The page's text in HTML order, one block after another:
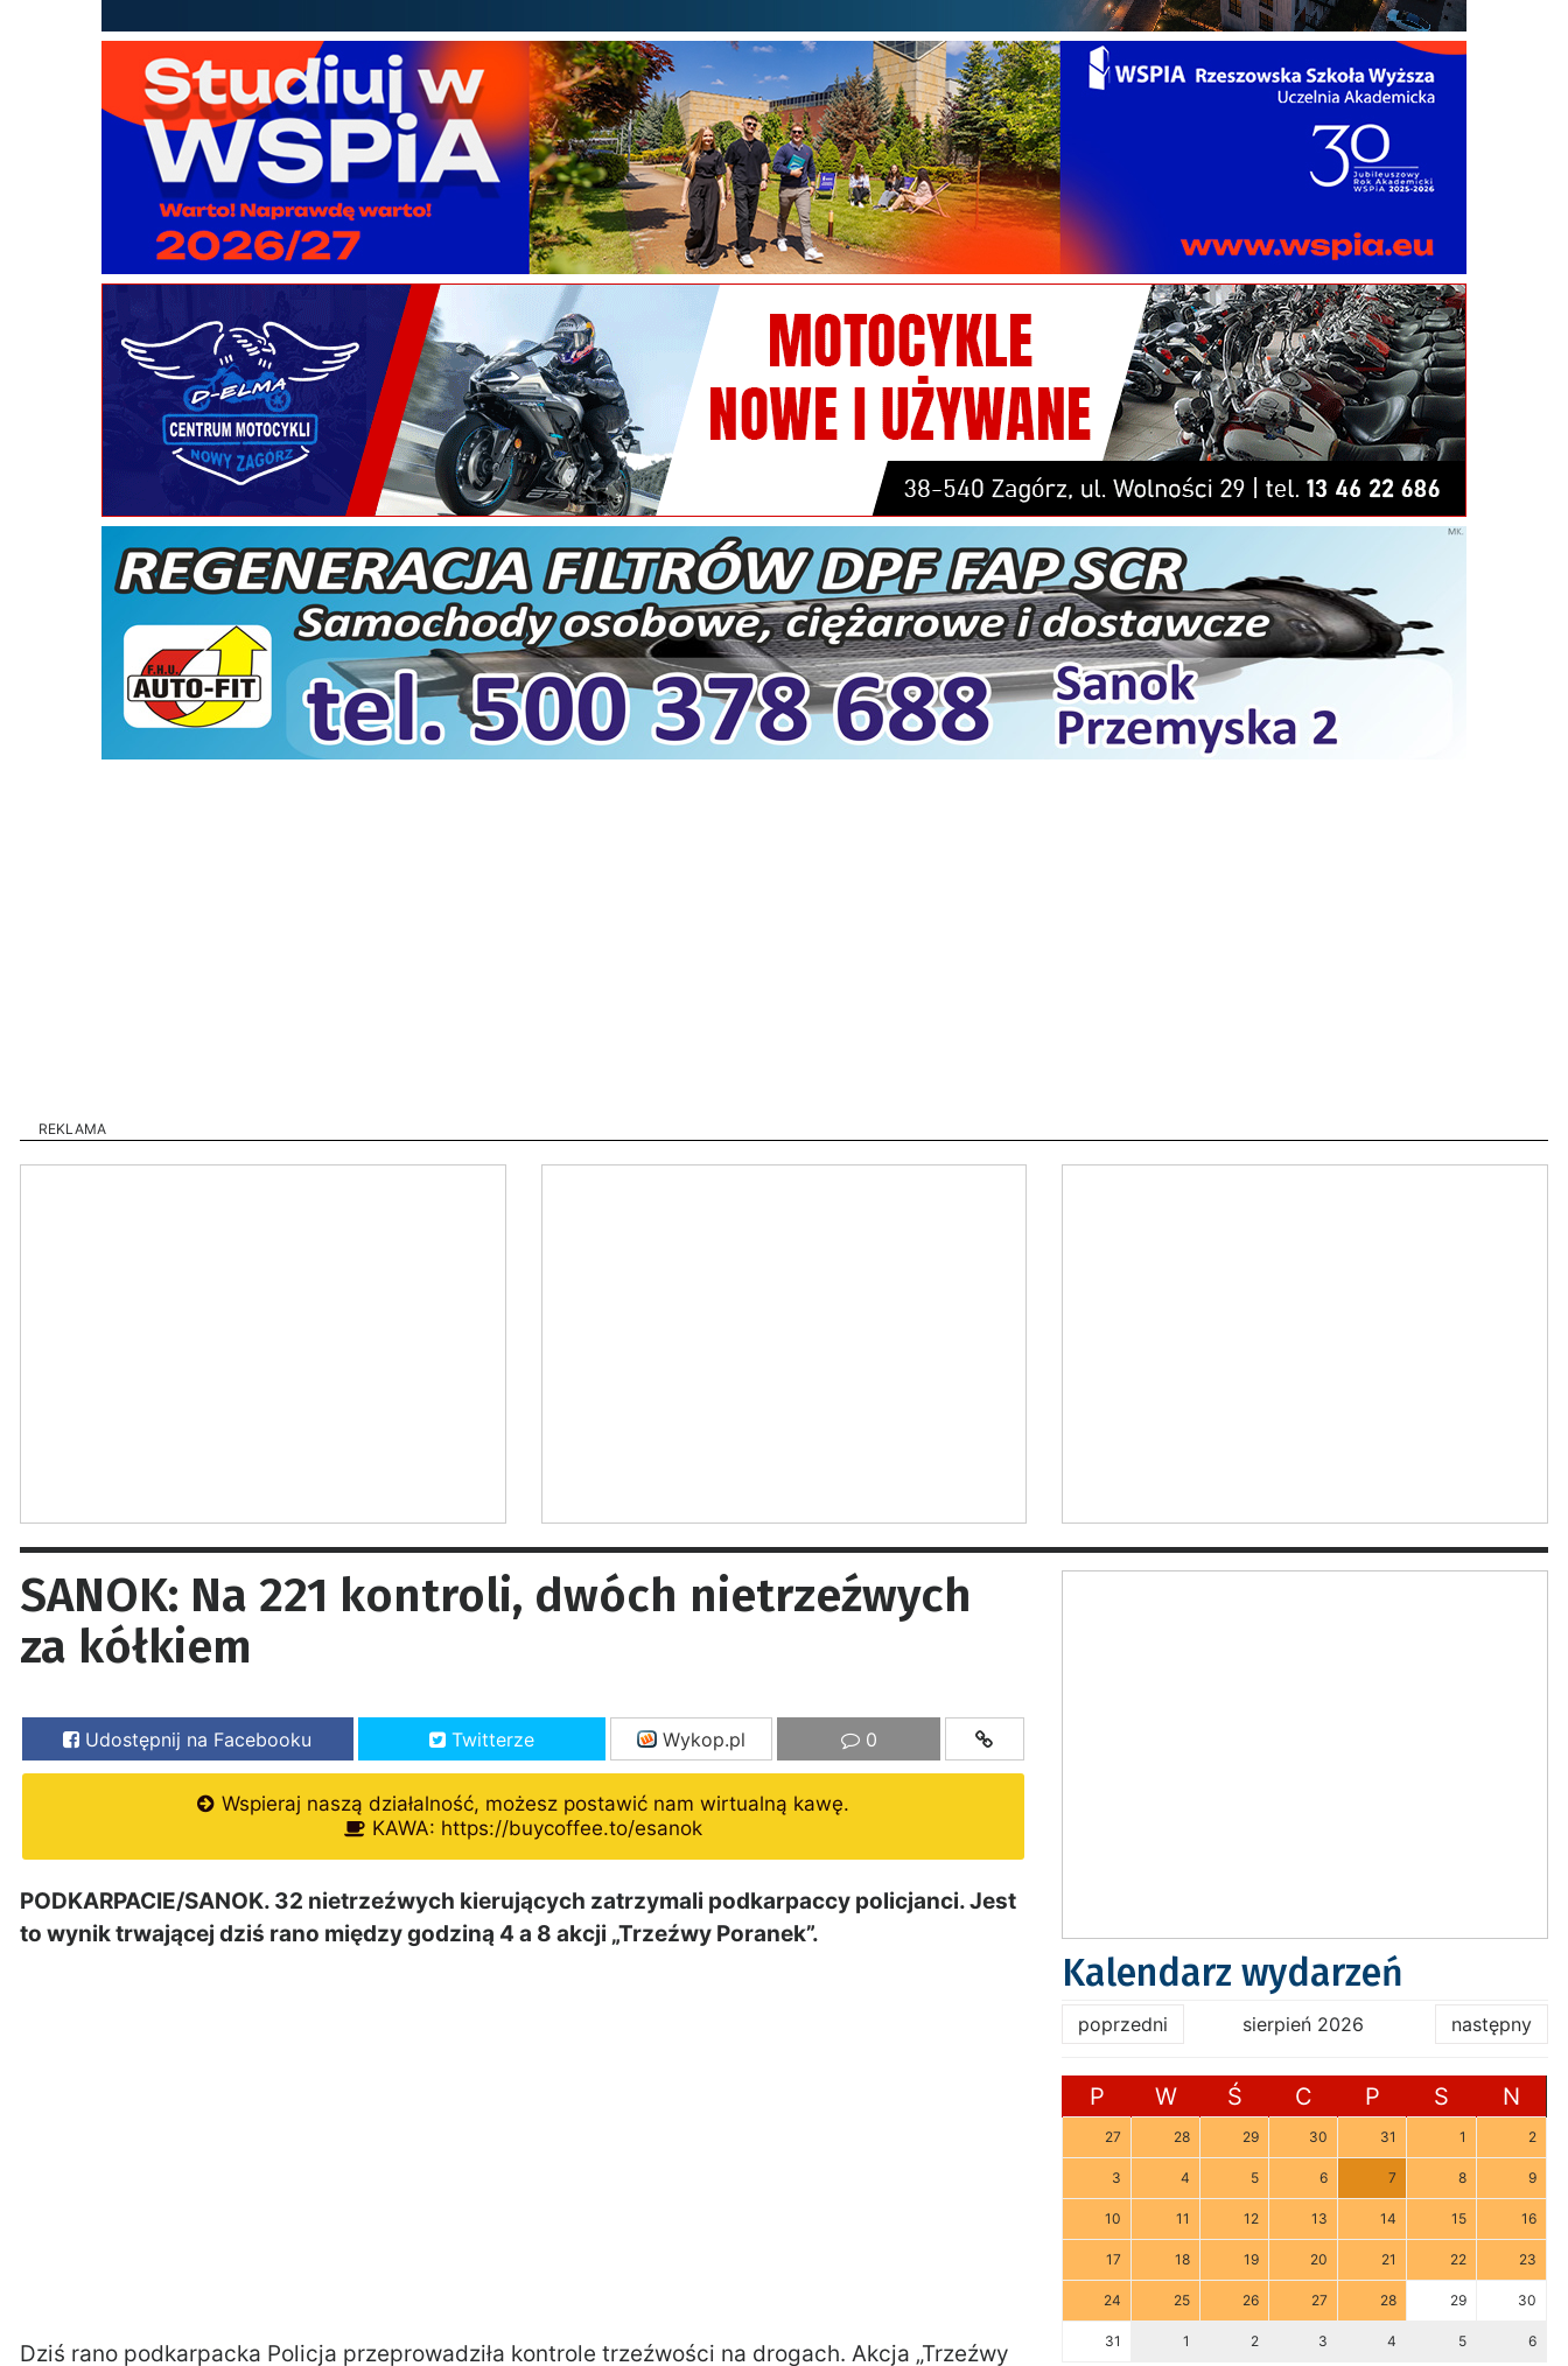
REKLAMA
SANOK: Na 221 kontroli, dwóch nietrzeźwych
za kółkiem
Udostępnij na Facebooku Twitterze Wykop.pl 0
Wspieraj naszą działalność, możesz postawić nam wirtualną kawę.
KAWA: https://buycoffee.to/esanok
PODKARPACIE/SANOK. 32 nietrzeźwych kierujących zatrzymali podkarpaccy policjanci. Jest
to wynik trwającej dziś rano między godziną 4 a 8 akcji „Trzeźwy Poranek”.
Dziś rano podkarpacka Policja przeprowadziła kontrole trzeźwości na drogach. Akcja „Trzeźwy
Kalendarz wydarzeń
poprzedni sierpień 2026 następny
P W Ś C P S N
27 28 29 30 31 1 2
3 4 5 6 7 8 9
10 11 12 13 14 15 16
17 18 19 20 21 22 23
24 25 26 27 28 29 30
31 1 2 3 4 5 6